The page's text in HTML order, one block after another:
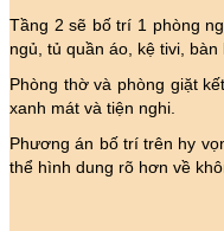
Tầng 2 sẽ bố trí 1 phòng
ngủ, tủ quần áo, kệ tivi, bàn
Phòng thờ và phòng giặt
xanh mát và tiện nghi.
Phương án bố trí trên hy
thể hình dung rõ hơn về